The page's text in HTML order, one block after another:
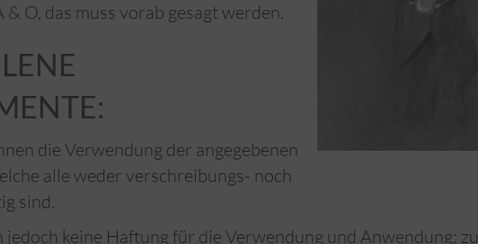
& O, das muss vorab gesagt werden.
die Verwendung der angegebenen
alle weder verschreibungs- noch
sind.
keine Haftung für die Verwendung und Anwendung; zu